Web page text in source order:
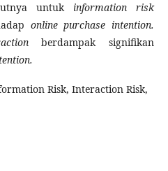
untuk information risk
online purchase intention.
berdampak signifikan
Risk, Interaction Risk,